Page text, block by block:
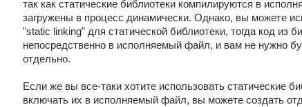
так как статические библиотеки компилируются в
загружены в процесс динамически. Однако, вы можете
"static linking" для статической библиотеки, тогда код из
непосредственно в исполняемый файл, и вам не нужно
отдельно.
Если же вы все-таки хотите использовать статические
включать их в исполняемый файл, вы можете создать